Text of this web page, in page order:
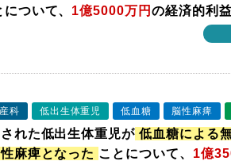
について、 1億5000万円の経済的利
産科 低出生体重児 低血糖 脳性麻痺
れた低出生体重児が 低血糖による
麻痺となった ことについて、 1億